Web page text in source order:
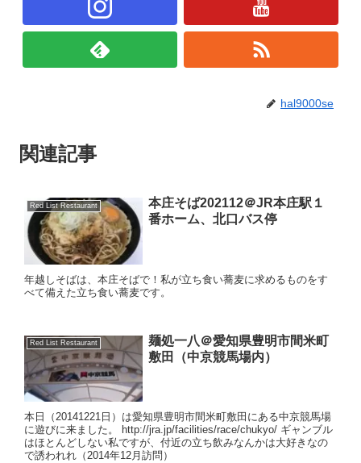
hal9000se
関連記事
Red List Restaurant
本庄そば202112＠JR本庄駅１
番ホーム、北口バス停
年越しそばは、本庄そばで！私が立ち食い蕎麦に求めるものをす
べて備えた立ち食い蕎麦です。
Red List Restaurant
麺処一八＠愛知県豊明市間米町
敷田（中京競馬場内）
本日（20141221日）は愛知県豊明市間米町敷田にある中京競馬場
に遊びに来ました。 http://jra.jp/facilities/race/chukyo/ ギャンブル
はほとんどしない私ですが、付近の立ち飲みなんかは大好きなの
で誘われれ（2014年12月訪問）